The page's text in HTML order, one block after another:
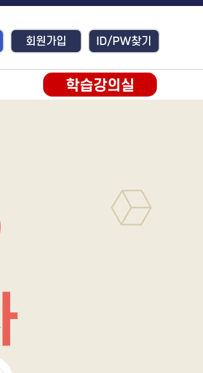
회원가입 ID/PW찾기
학습강의실